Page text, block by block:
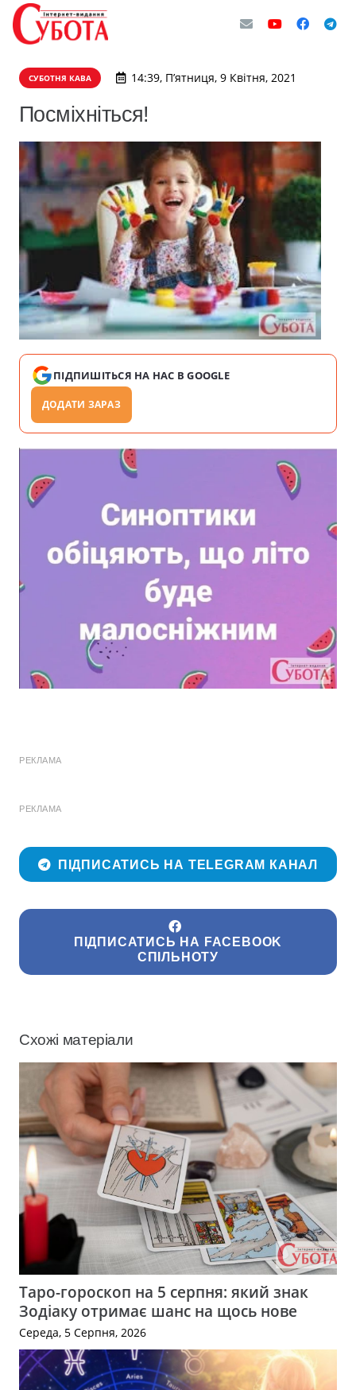
СУБОТНЯ КАВА 14:39, П’ятниця, 9 Квітня, 2021
Посміхніться!
ПІДПИШІТЬСЯ НА НАС В GOOGLE
ДОДАТИ ЗАРАЗ
РЕКЛАМА
РЕКЛАМА
ПІДПИСАТИСЬ НА TELEGRAM КАНАЛ
ПІДПИСАТИСЬ НА FACEBOOK
СПІЛЬНОТУ
Схожі матеріали
Таро-гороскоп на 5 серпня: який знак
Зодіаку отримає шанс на щось нове
Середа, 5 Серпня, 2026